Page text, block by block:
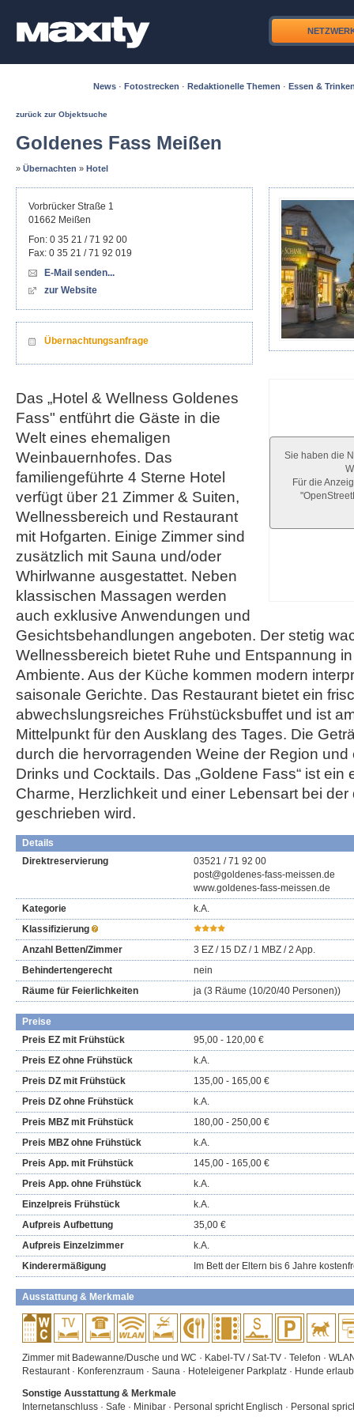
News · Fotostrecken · Redaktionelle Themen · Essen &
zurück zur Objektsuche
Goldenes Fass Meißen
» Übernachten » Hotel
Sie haben die
Für die
Vorbrücker Straße 1
01662 Meißen
Fon: 0 35 21 / 71 92 00
Fax: 0 35 21 / 71 92 019
E-Mail senden...
zur Website
Übernachtungsanfrage
Das „Hotel & Wellness Goldenes
Fass" entführt die Gäste in die
Welt eines ehemaligen
Weinbauernhofes. Das
familiengeführte 4 Sterne Hotel
verfügt über 21 Zimmer & Suiten,
Wellnessbereich und Restaurant
mit Hofgarten. Einige Zimmer sind
zusätzlich mit Sauna und/oder
Whirlwanne ausgestattet. Neben
klassischen Massagen werden
auch exklusive Anwendungen und
Gesichtsbehandlungen angeboten. Der stetig
Wellnessbereich bietet Ruhe und Entspannung
Ambiente. Aus der Küche kommen modern
saisonale Gerichte. Das Restaurant bietet ein
abwechslungsreiches Frühstücksbuffet und ist
Mittelpunkt für den Ausklang des Tages. Die
durch die hervorragenden Weine der Region und
Drinks und Cocktails. Das „Goldene Fass“ ist ein
Charme, Herzlichkeit und einer Lebensart bei
geschrieben wird.
Details
Direktreservierung
03521 / 71 92 00
post@goldenes-fass-meissen.de
www.goldenes-fass-meissen.de
Kategorie
k.A.
Klassifizierung
Anzahl Betten/Zimmer
3 EZ / 15 DZ / 1 MBZ /2 App.
Behindertengerecht
nein
Räume für Feierlichkeiten
ja (3 Räume (10/20/40 Personen))
Preise
Preis EZ mit Frühstück
95,00 - 120,00 €
Preis EZ ohne Frühstück
k.A.
Preis DZ mit Frühstück
135,00 - 165,00 €
Preis DZ ohne Frühstück
k.A.
Preis MBZ mit Frühstück
180,00 - 250,00 €
Preis MBZ ohne Frühstück
k.A.
Preis App. mit Frühstück
145,00 - 165,00 €
Preis App. ohne Frühstück
k.A.
Einzelpreis Frühstück
k.A.
Aufpreis Aufbettung
35,00 €
Aufpreis Einzelzimmer
k.A.
Kinderermäßigung
Im Bett der Eltern bis 6 Jahre
Ausstattung & Merkmale
Zimmer mit Badewanne/Dusche und WC · Kabel-TV / Sat-TV · Telefon ·
Restaurant · Konferenzraum · Sauna · Hoteleigener Parkplatz · Hunde
Sonstige Ausstattung & Merkmale
Internetanschluss · Safe · Minibar · Personal spricht Englisch · Personal